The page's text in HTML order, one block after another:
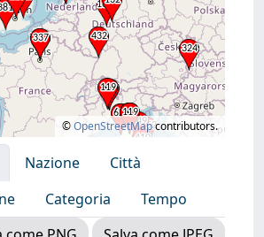
©OpenStreetMapcontributors.
Nazione
Città
Categoria
Tempo